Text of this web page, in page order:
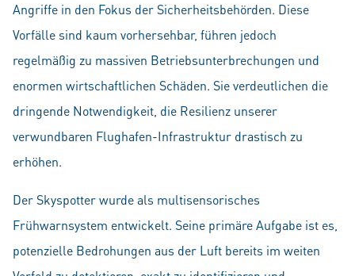
Angriffe in den Fokus der Sicherheitsbehörden. Diese
Vorfälle sind kaum vorhersehbar, führen jedoch
regelmäßig zu massiven Betriebsunterbrechungen und
enormen wirtschaftlichen Schäden. Sie verdeutlichen die
dringende Notwendigkeit, die Resilienz unserer
verwundbaren Flughafen-Infrastruktur drastisch zu
erhöhen.
Der Skyspotter wurde als multisensorisches
Frühwarnsystem entwickelt. Seine primäre Aufgabe ist es,
potenzielle Bedrohungen aus der Luft bereits im weiten